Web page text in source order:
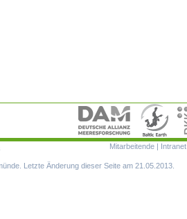
Mitarbeitende | Intranet
Letzte Änderung dieser Seite am 21.05.2013.